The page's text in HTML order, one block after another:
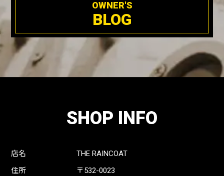
OWNER'S
BLOG
SHOP INFO
店名
THE RAINCOAT
住所
〒532-0023